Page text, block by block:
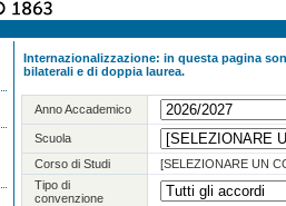
Internazionalizzazione: in questa pagina
bilaterali e di doppia laurea.
Anno Accademico
Scuola
Corso di Studi
[SELEZIONARE UN
Tipo di
convenzione